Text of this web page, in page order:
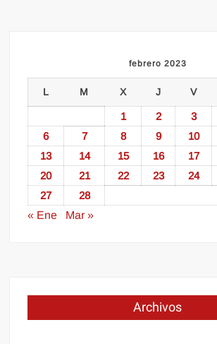
febrero 2023
L M X J V
1 2 3
6
7 8 9 10
13
14 15 16 17
20
21 22 23 24
27
28
« Ene
Mar »
Archivos